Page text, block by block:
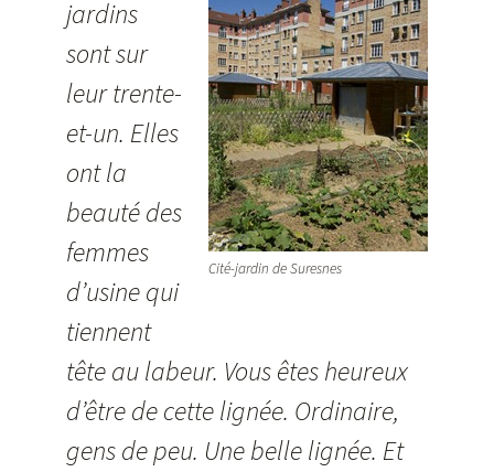
Cité-jardin de Suresnes
jardins
sont sur
leur trente-
et-un. Elles
ont la
beauté des
femmes
d’usine qui
tiennent
tête au labeur. Vous êtes heureux
d’être de cette lignée. Ordinaire,
gens de peu. Une belle lignée. Et